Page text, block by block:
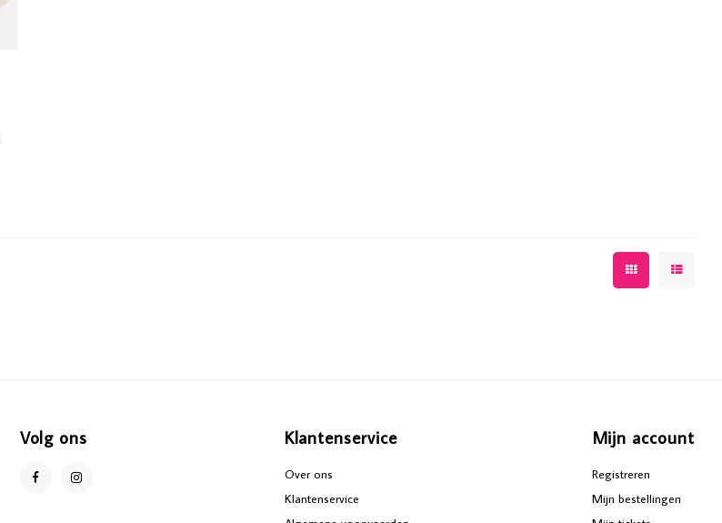
Volg ons Klantenservice
Over ons
Klantenservice
Mijn account
Registreren
Mijn bestellingen